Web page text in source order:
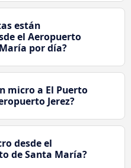
están
el Aeropuerto
por día?
micro a El Puerto
Jerez?
desde el
de Santa María?